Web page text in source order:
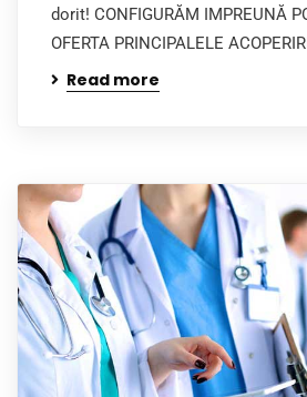
dorit! CONFIGURĂM IMPREUNĂ
OFERTA PRINCIPALELE
Read more